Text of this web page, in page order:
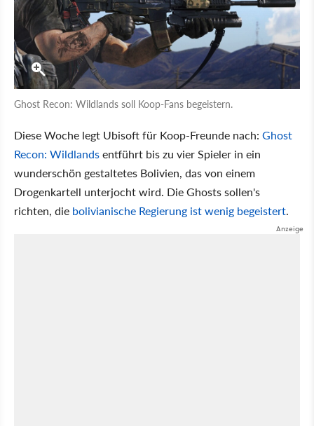
Ghost Recon: Wildlands soll Koop-Fans begeistern.
Diese Woche legt Ubisoft für Koop-Freunde nach: Ghost
Recon: Wildlandsentführt bis zu vier Spieler in ein
wunderschön gestaltetes Bolivien, das von einem
Drogenkartell unterjocht wird. Die Ghosts sollen's
richten, die bolivianische Regierung ist wenig begeistert.